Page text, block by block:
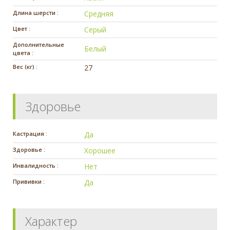
Длина шерсти : Средняя
Цвет : Серый
Дополнительные
цвета :
Белый
Вес (кг) : 27
Здоровье
Кастрация : Да
Здоровье : Хорошее
Инвалидность : Нет
Прививки : Да
Характер